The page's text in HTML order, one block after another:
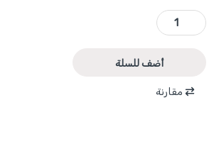
WLE2M03 - شقلة ليزر اخضر خطين 0-30 متر WADFOW حديث quantity
أضف للسلة
مقارنة